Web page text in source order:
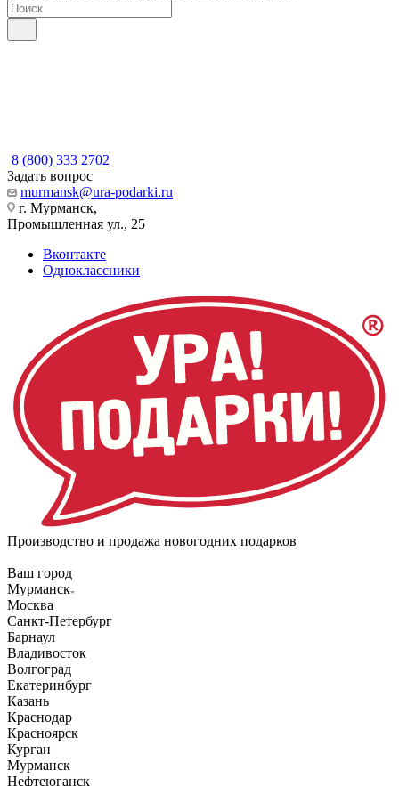
8 (800) 333 2702
Задать вопрос
murmansk@ura-podarki.ru
г. Мурманск,
Промышленная ул., 25
Вконтакте
Одноклассники
Производство и продажа новогодних подарков
Ваш город
Мурманск
Москва
Санкт-Петербург
Барнаул
Владивосток
Волгоград
Екатеринбург
Казань
Краснодар
Красноярск
Курган
Мурманск
Нефтеюганск